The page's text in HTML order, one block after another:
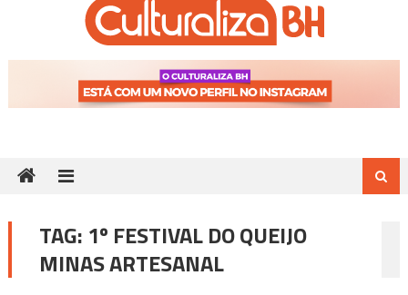
TAG: 1º FESTIVAL DO QUEIJO
MINAS ARTESANAL